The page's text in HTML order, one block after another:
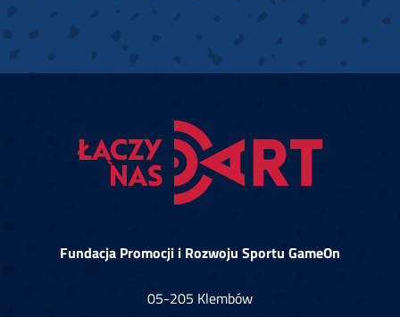
Fundacja Promocji i Rozwoju Sportu GameOn
05-205 Klembów